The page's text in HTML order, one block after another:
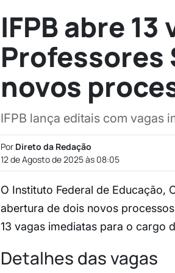
IFPB abre
novos
IFPB lança editais com vagas
Por Direto da Redação
12 de Agosto de 2025 às 08:05
O Instituto Federal de Educação,
abertura de dois novos
13 vagas imediatas para o cargo
Detalhes das vagas